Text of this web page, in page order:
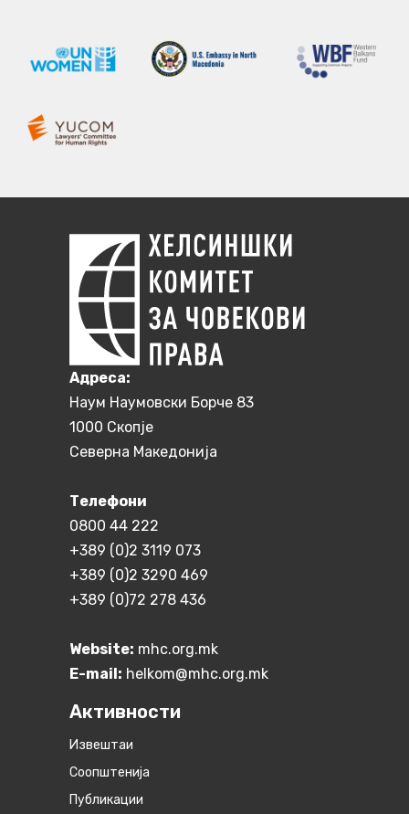
Aдреса:
Наум Наумовски Борче 83
1000 Скопје
Северна Македонија
Телефони
0800 44 222
+389 (0)2 3119 073
+389 (0)2 3290 469
+389 (0)72 278 436
Website: mhc.org.mk
E-mail: helkom@mhc.org.mk
Активности
Извештаи
Соопштенија
Публикации